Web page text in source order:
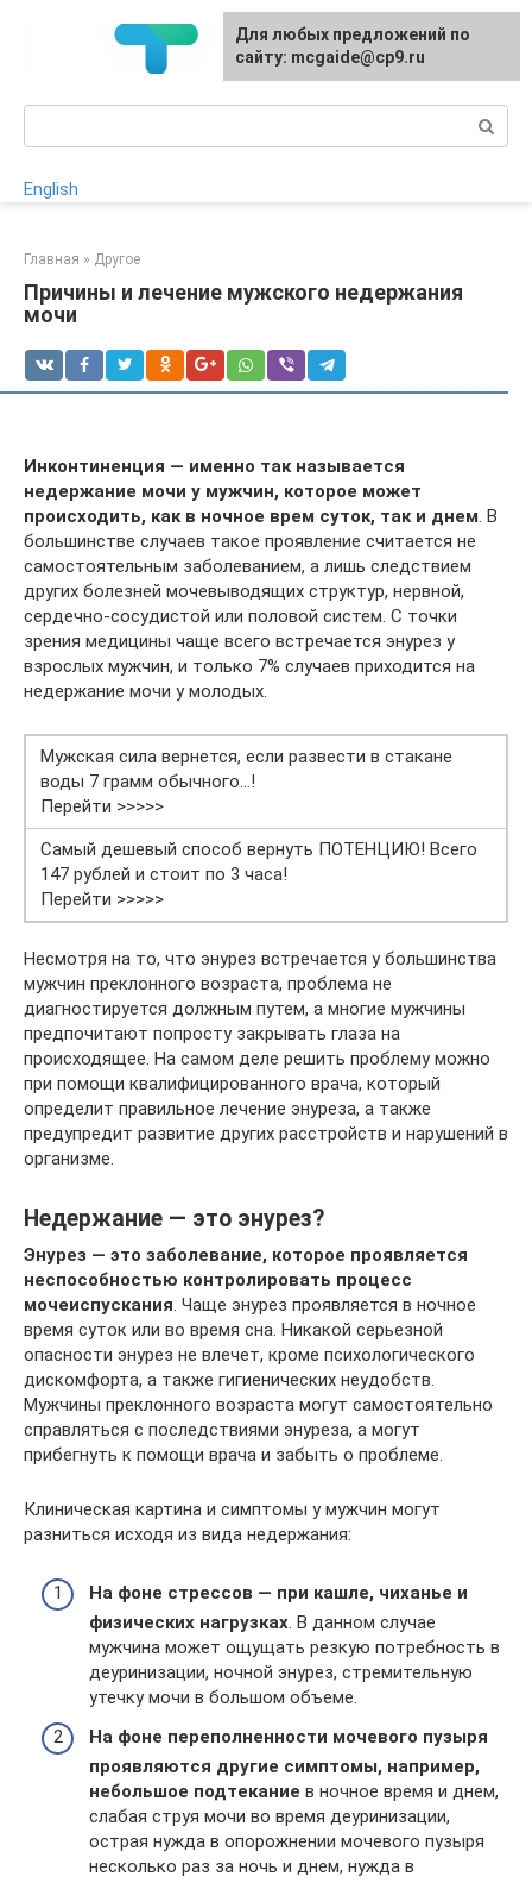
English
Главная » Другое
Причины и лечение мужского недержания
мочи
Инконтиненция — именно так называется
недержание мочи у мужчин, которое может
происходить, как в ночное врем суток, так и днем. В
большинстве случаев такое проявление считается не
самостоятельным заболеванием, а лишь следствием
других болезней мочевыводящих структур, нервной,
сердечно-сосудистой или половой систем. С точки
зрения медицины чаще всего встречается энурез у
взрослых мужчин, и только 7% случаев приходится на
недержание мочи у молодых.
Мужская сила вернется, если развести в стакане
воды 7 грамм обычного…!
Перейти >>>>>
Самый дешевый способ вернуть ПОТЕНЦИЮ! Всего
147 рублей и стоит по 3 часа!
Перейти >>>>>
Несмотря на то, что энурез встречается у большинства
мужчин преклонного возраста, проблема не
диагностируется должным путем, а многие мужчины
предпочитают попросту закрывать глаза на
происходящее. На самом деле решить проблему можно
при помощи квалифицированного врача, который
определит правильное лечение энуреза, а также
предупредит развитие других расстройств и нарушений в
организме.
Недержание — это энурез?
Энурез — это заболевание, которое проявляется
неспособностью контролировать процесс
мочеиспускания. Чаще энурез проявляется в ночное
время суток или во время сна. Никакой серьезной
опасности энурез не влечет, кроме психологического
дискомфорта, а также гигиенических неудобств.
Мужчины преклонного возраста могут самостоятельно
справляться с последствиями энуреза, а могут
прибегнуть к помощи врача и забыть о проблеме.
Клиническая картина и симптомы у мужчин могут
разниться исходя из вида недержания:
На фоне стрессов — при кашле, чиханье и
физических нагрузках . В данном случае
мужчина может ощущать резкую потребность в
деуринизации, ночной энурез, стремительную
утечку мочи в большом объеме.
На фоне переполненности мочевого пузыря
проявляются другие симптомы, например,
небольшое подтекание в ночное время и днем,
слабая струя мочи во время деуринизации,
острая нужда в опорожнении мочевого пузыря
несколько раз за ночь и днем, нужда в
Для любых предложений по
сайту: mcgaide@cp9.ru